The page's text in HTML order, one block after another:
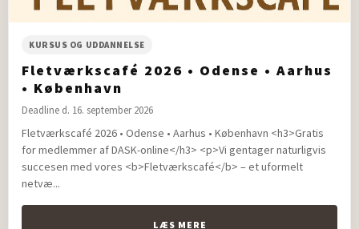
KURSUS OG UDDANNELSE
Fletværkscafé 2026 • Odense • Aarhus
• København
Deadline d. 16. september 2026
Fletværkscafé 2026 • Odense • Aarhus • København <h3>Gratis
for medlemmer af DASK-online</h3> <p>Vi gentager naturligvis
succesen med vores <b>Fletværkscafé</b> – et uformelt
netvæ...
LÆS MERE